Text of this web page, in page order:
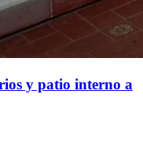
y patio interno a